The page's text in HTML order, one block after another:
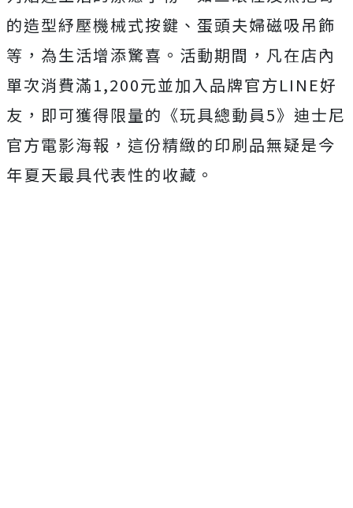
的造型紓壓機械式按鍵、蛋頭夫婦磁吸吊飾
等，為生活增添驚喜。活動期間，凡在店內
單次消費滿1,200元並加入品牌官方LINE好
友，即可獲得限量的《玩具總動員5》迪士尼
官方電影海報，這份精緻的印刷品無疑是今
年夏天最具代表性的收藏。